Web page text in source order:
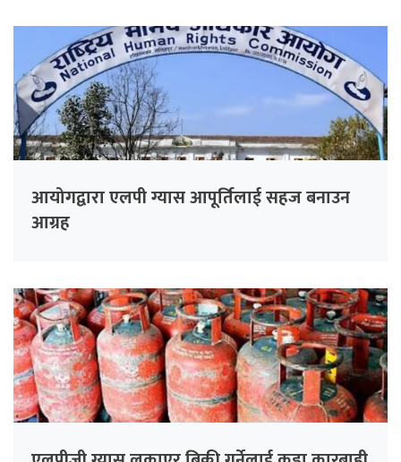
आयोगद्वारा एलपी ग्यास आपूर्तिलाई सहज बनाउन
आग्रह